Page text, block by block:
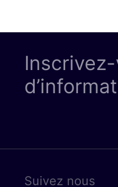
Suivez nous